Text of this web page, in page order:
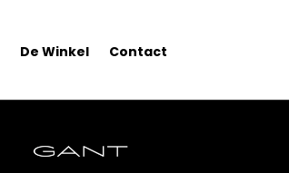
De Winkel Contact